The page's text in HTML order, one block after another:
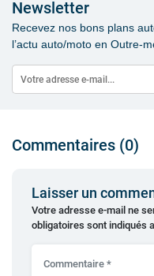
Newsletter
Recevez nos bons plans
l’actu auto/moto en Outre-
Commentaires (0)
Laisser un
Votre adresse e-mail ne
obligatoires sont indiqués